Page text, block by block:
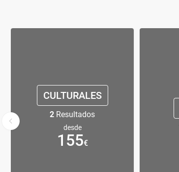
CULTURALES
2 Resultados
desde
155€